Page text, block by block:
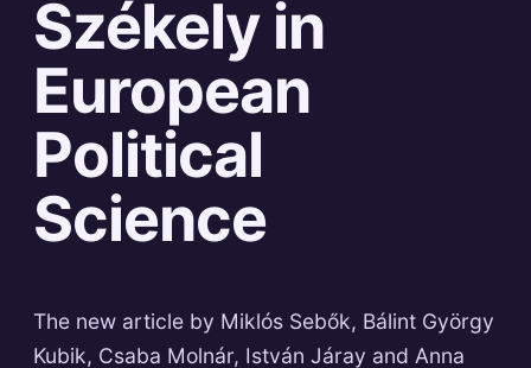
Székely in
European
Political
Science
The new article by Miklós Sebők, Bálint György
Kubik, Csaba Molnár, István Járay and Anna